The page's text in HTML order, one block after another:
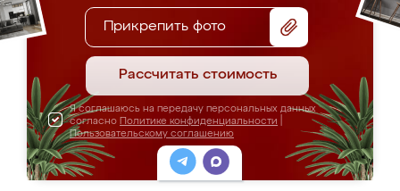
Прикрепить фото
Рассчитать стоимость
Я соглашаюсь на передачу персональных данных
согласно Политике конфиденциальности
Пользовательскому соглашению